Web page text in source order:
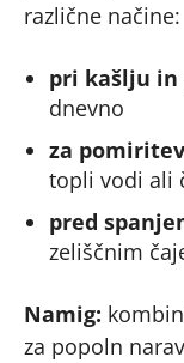
različne načine:
pri kašlju in
dnevno
za
topli vodi ali
pred
zeliščnim
Namig:
za popoln